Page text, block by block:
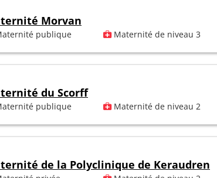
Morvan
publique Maternité de niveau 3
du Scorff
publique Maternité de niveau 2
de la Polyclinique de Keraudren